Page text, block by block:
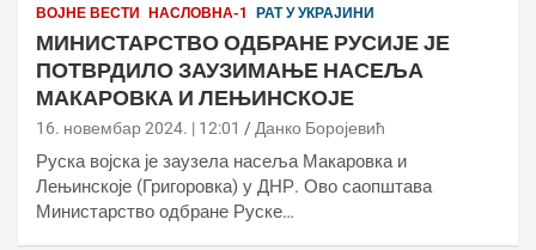
ВОЈНЕ ВЕСТИ НАСЛОВНА-1 РАТ У УКРАЈИНИ
МИНИСТАРСТВО ОДБРАНЕ РУСИЈЕ ЈЕ
ПОТВРДИЛО ЗАУЗИМАЊЕ НАСЕЉА
МАКАРОВКА И ЛЕЊИНСКОЈЕ
16. новембар 2024. | 12:01 Данко Боројевић
Руска војска је заузела насеља Макаровка и
Лењинскоје (Григоровка) у ДНР. Ово саопштава
Министарство одбране Руске…